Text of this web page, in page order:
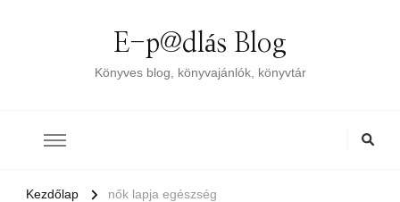
E-p@dlás Blog
Könyves blog, könyvajánlók, könyvtár
Kezdőlap nők lapja egészség